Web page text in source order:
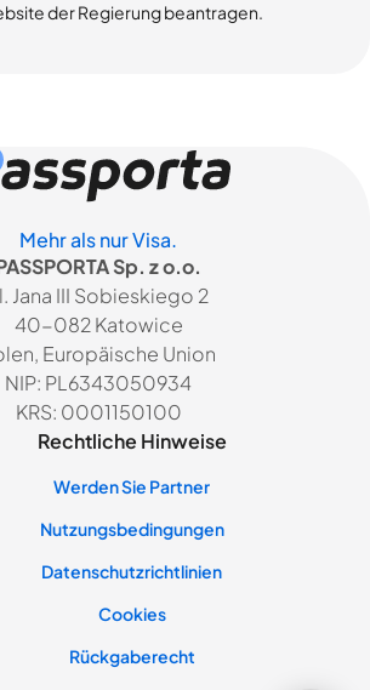
der Regierung beantragen.
Mehr als nur Visa.
Sp. z o.o.
Jana III Sobieskiego 2
40-082 Katowice
Europäische Union
NIP: PL6343050934
KRS: 0001150100
Rechtliche Hinweise
Werden Sie Partner
Nutzungsbedingungen
Datenschutzrichtlinien
Cookies
Rückgaberecht